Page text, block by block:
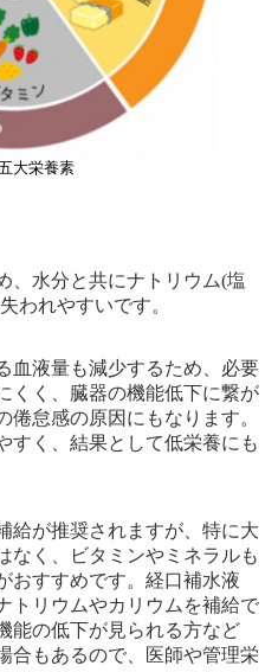
大栄養素
水分と共にナトリウム(塩
われやすいです。
血液量も減少するため、必要
くく、臓器の機能低下に繋が
倦怠感の原因にもなります。
すく、結果として低栄養にも
給が推奨されますが、特に大
なく、ビタミンやミネラルも
おすすめです。経口補水液
トリウムやカリウムを補給で
能の低下が見られる方など
合もあるので、医師や管理栄